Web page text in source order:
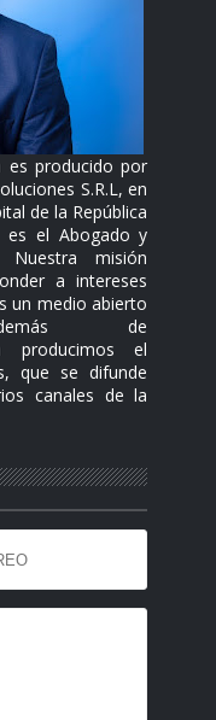
es producido por
S.R.L, en
de la República
es el Abogado y
Nuestra misión
a intereses
un medio abierto
de
producimos el
que se difunde
canales de la